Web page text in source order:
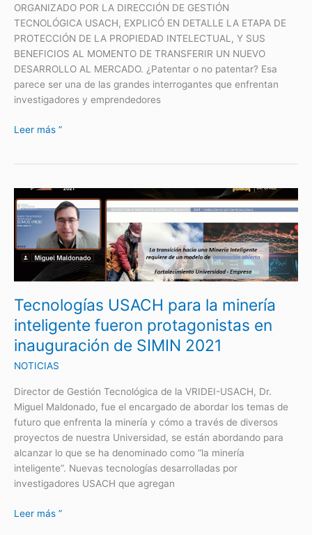
ORGANIZADO POR LA DIRECCIÓN DE GESTIÓN
TECNOLÓGICA USACH, EXPLICÓ EN DETALLE LA ETAPA DE
PROTECCIÓN DE LA PROPIEDAD INTELECTUAL, Y SUS
BENEFICIOS AL MOMENTO DE TRANSFERIR UN NUEVO
DESARROLLO AL MERCADO. ¿Patentar o no patentar? Esa
parece ser una de las grandes interrogantes que enfrentan
investigadores y emprendedores
Leer más ”
Tecnologías USACH para la minería
inteligente fueron protagonistas en
inauguración de SIMIN 2021
NOTICIAS
Director de Gestión Tecnológica de la VRIDEI-USACH, Dr.
Miguel Maldonado, fue el encargado de abordar los temas de
futuro que enfrenta la minería y cómo a través de diversos
proyectos de nuestra Universidad, se están abordando para
alcanzar lo que se ha denominado como “la minería
inteligente”. Nuevas tecnologías desarrolladas por
investigadores USACH que agregan
Tecnologías
USACH
para
minería
inteligente
protagonistas
en
inauguración
de
SIMIN
Leer más ”